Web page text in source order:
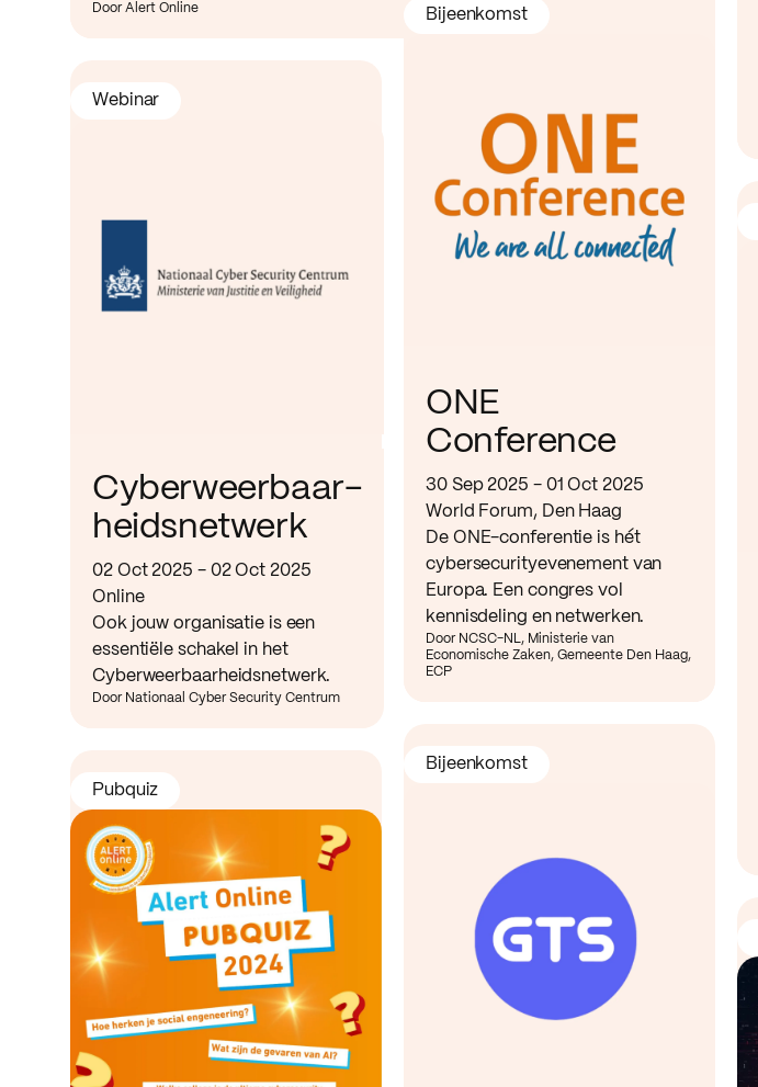
Door Alert Online
ONE
Conference
30 Sep 2025 - 01 Oct 2025
World Forum, Den Haag
De ONE-conferentie is hét
cybersecurityevenement van
Europa. Een congres vol
kennisdeling en netwerken.
Door NCSC-NL, Ministerie van
Economische Zaken, Gemeente Den Haag,
ECP
Bijeenkomst
Cyberweerbaar-
heidsnetwerk
02 Oct 2025 - 02 Oct 2025
Online
Ook jouw organisatie is een
essentiële schakel in het
Cyberweerbaarheidsnetwerk.
Door Nationaal Cyber Security Centrum
Webinar
Bijeenkomst
Pubquiz